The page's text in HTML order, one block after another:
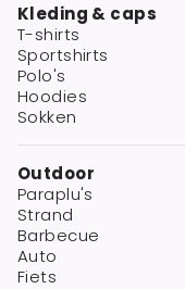
Kleding & caps
T-shirts
Sportshirts
Polo's
Hoodies
Sokken
Outdoor
Paraplu's
Strand
Barbecue
Auto
Fiets